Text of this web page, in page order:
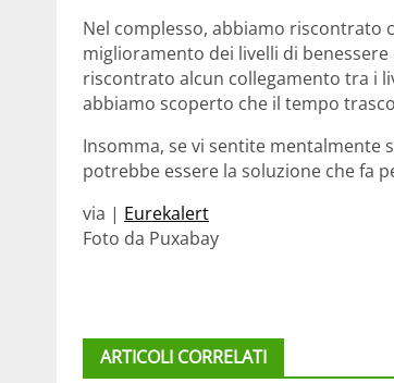
Nel complesso, abbiamo
miglioramento dei livelli di
riscontrato alcun collegamento tra i
abbiamo scoperto che il tempo
Insomma, se vi sentite mentalmente
potrebbe essere la soluzione che fa
via | Eurekalert
Foto da Puxabay
ARTICOLI CORRELATI